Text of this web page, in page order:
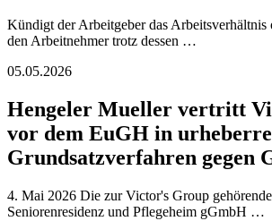
Kündigt der Arbeitgeber das Arbeitsverhältnis
den Arbeitnehmer trotz dessen …
05.05.2026
Hengeler Mueller vertritt
vor dem EuGH in
Grundsatzverfahren gegen
4. Mai 2026 Die zur Victor's Group
Seniorenresidenz und Pflegeheim gGmbH …